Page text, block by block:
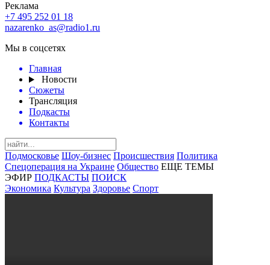
Реклама
+7 495 252 01 18
nazarenko_as@radio1.ru
Мы в соцсетях
Главная
Новости
Сюжеты
Трансляция
Подкасты
Контакты
Подмосковье Шоу-бизнес Происшествия Политика
Спецоперация на Украине Общество ЕЩЕ ТЕМЫ
ЭФИР ПОДКАСТЫ ПОИСК
Экономика Культура Здоровье Спорт